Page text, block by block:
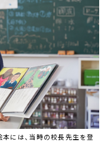
には、当時の校長先生を登